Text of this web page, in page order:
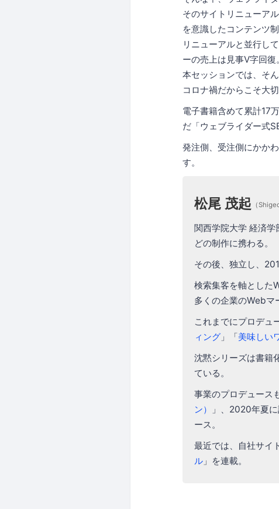
そのサイトリニューア
を意識したコンテンツ制
リニューアルと並行し
ーの売上は見事V字回復
本セッションでは、そ
コロナ禍だからこそ大
電子書籍含めて累計17
だ「ウェブライダー式
発注側、受注側にかか
す。
松尾 茂起 （
関西学院大学 経済
どの制作に携わる。
その後、独立し、
検索集客を軸とした
多くの企業のWebマ
これまでにプロデュ
ィング 」「美味しい
沈黙シリーズは書籍
ている。
事業のプロデュース
ン）
」、2020年夏
ース。
最近では、自社サイ
ル 」を連載。